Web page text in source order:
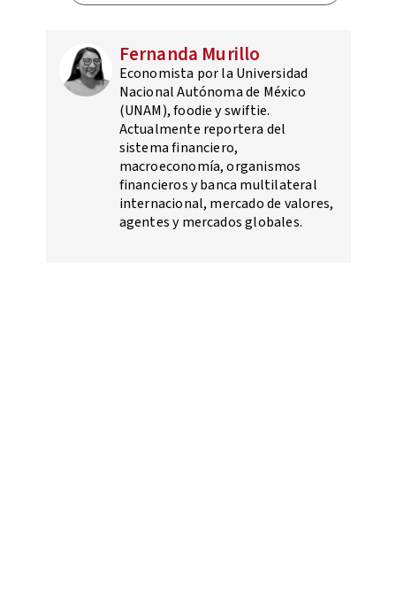
Fernanda Murillo
Economista por la Universidad
Nacional Autónoma de México
(UNAM), foodie y swiftie.
Actualmente reportera del
sistema financiero,
macroeconomía, organismos
financieros y banca multilateral
internacional, mercado de valores,
agentes y mercados globales.